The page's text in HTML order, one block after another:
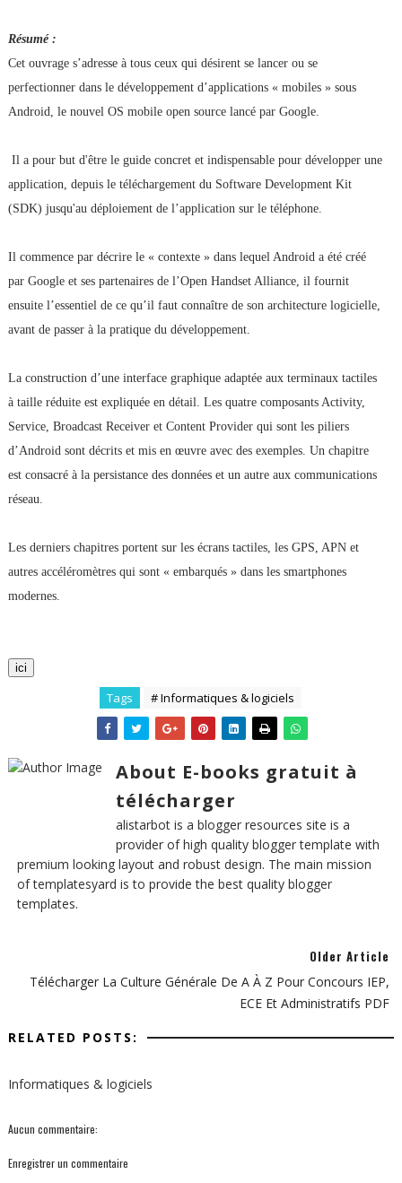
Résumé :
Cet ouvrage s’adresse à tous ceux qui désirent se lancer ou se
perfectionner dans le développement d’applications « mobiles » sous
Android, le nouvel OS mobile open source lancé par Google.
Il a pour but d'être le guide concret et indispensable pour développer une
application, depuis le téléchargement du Software Development Kit
(SDK) jusqu'au déploiement de l’application sur le téléphone.
Il commence par décrire le « contexte » dans lequel Android a été créé
par Google et ses partenaires de l’Open Handset Alliance, il fournit
ensuite l’essentiel de ce qu’il faut connaître de son architecture logicielle,
avant de passer à la pratique du développement.
La construction d’une interface graphique adaptée aux terminaux tactiles
à taille réduite est expliquée en détail. Les quatre composants Activity,
Service, Broadcast Receiver et Content Provider qui sont les piliers
d’Android sont décrits et mis en œuvre avec des exemples. Un chapitre
est consacré à la persistance des données et un autre aux communications
réseau.
Les derniers chapitres portent sur les écrans tactiles, les GPS, APN et
autres accéléromètres qui sont « embarqués » dans les smartphones
modernes.
ici
Tags # Informatiques & logiciels
About E-books gratuit à
télécharger
alistarbot is a blogger resources site is a
provider of high quality blogger template with
premium looking layout and robust design. The main mission
of templatesyard is to provide the best quality blogger
templates.
Older Article
Télécharger La Culture Générale De A À Z Pour Concours IEP,
ECE Et Administratifs PDF
RELATED POSTS:
Informatiques & logiciels
Aucun commentaire:
Enregistrer un commentaire